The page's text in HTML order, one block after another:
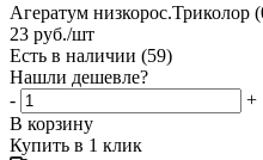
Агератум низкорос.Триколор
23 руб./шт
Есть в наличии (59)
Нашли дешевле?
-
+
В корзину
Купить в 1 клик